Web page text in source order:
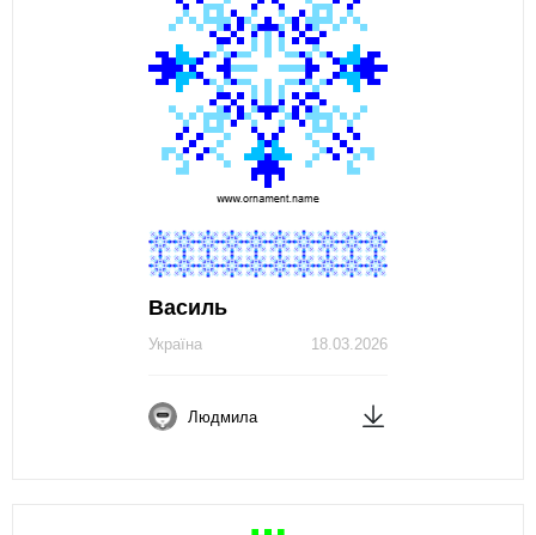
Василь
18.03.2026
Україна
Людмила